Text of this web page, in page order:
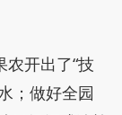
开出了“技
；做好全园